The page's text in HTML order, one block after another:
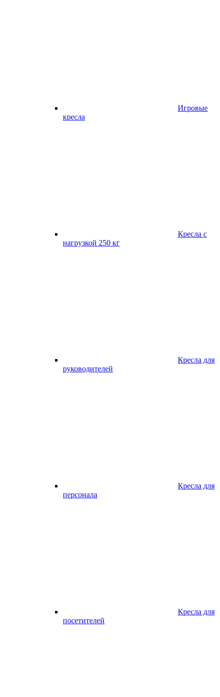
Игровые
кресла
Кресла с
нагрузкой 250 кг
Кресла для
руководителей
Кресла для
персонала
Кресла для
посетителей